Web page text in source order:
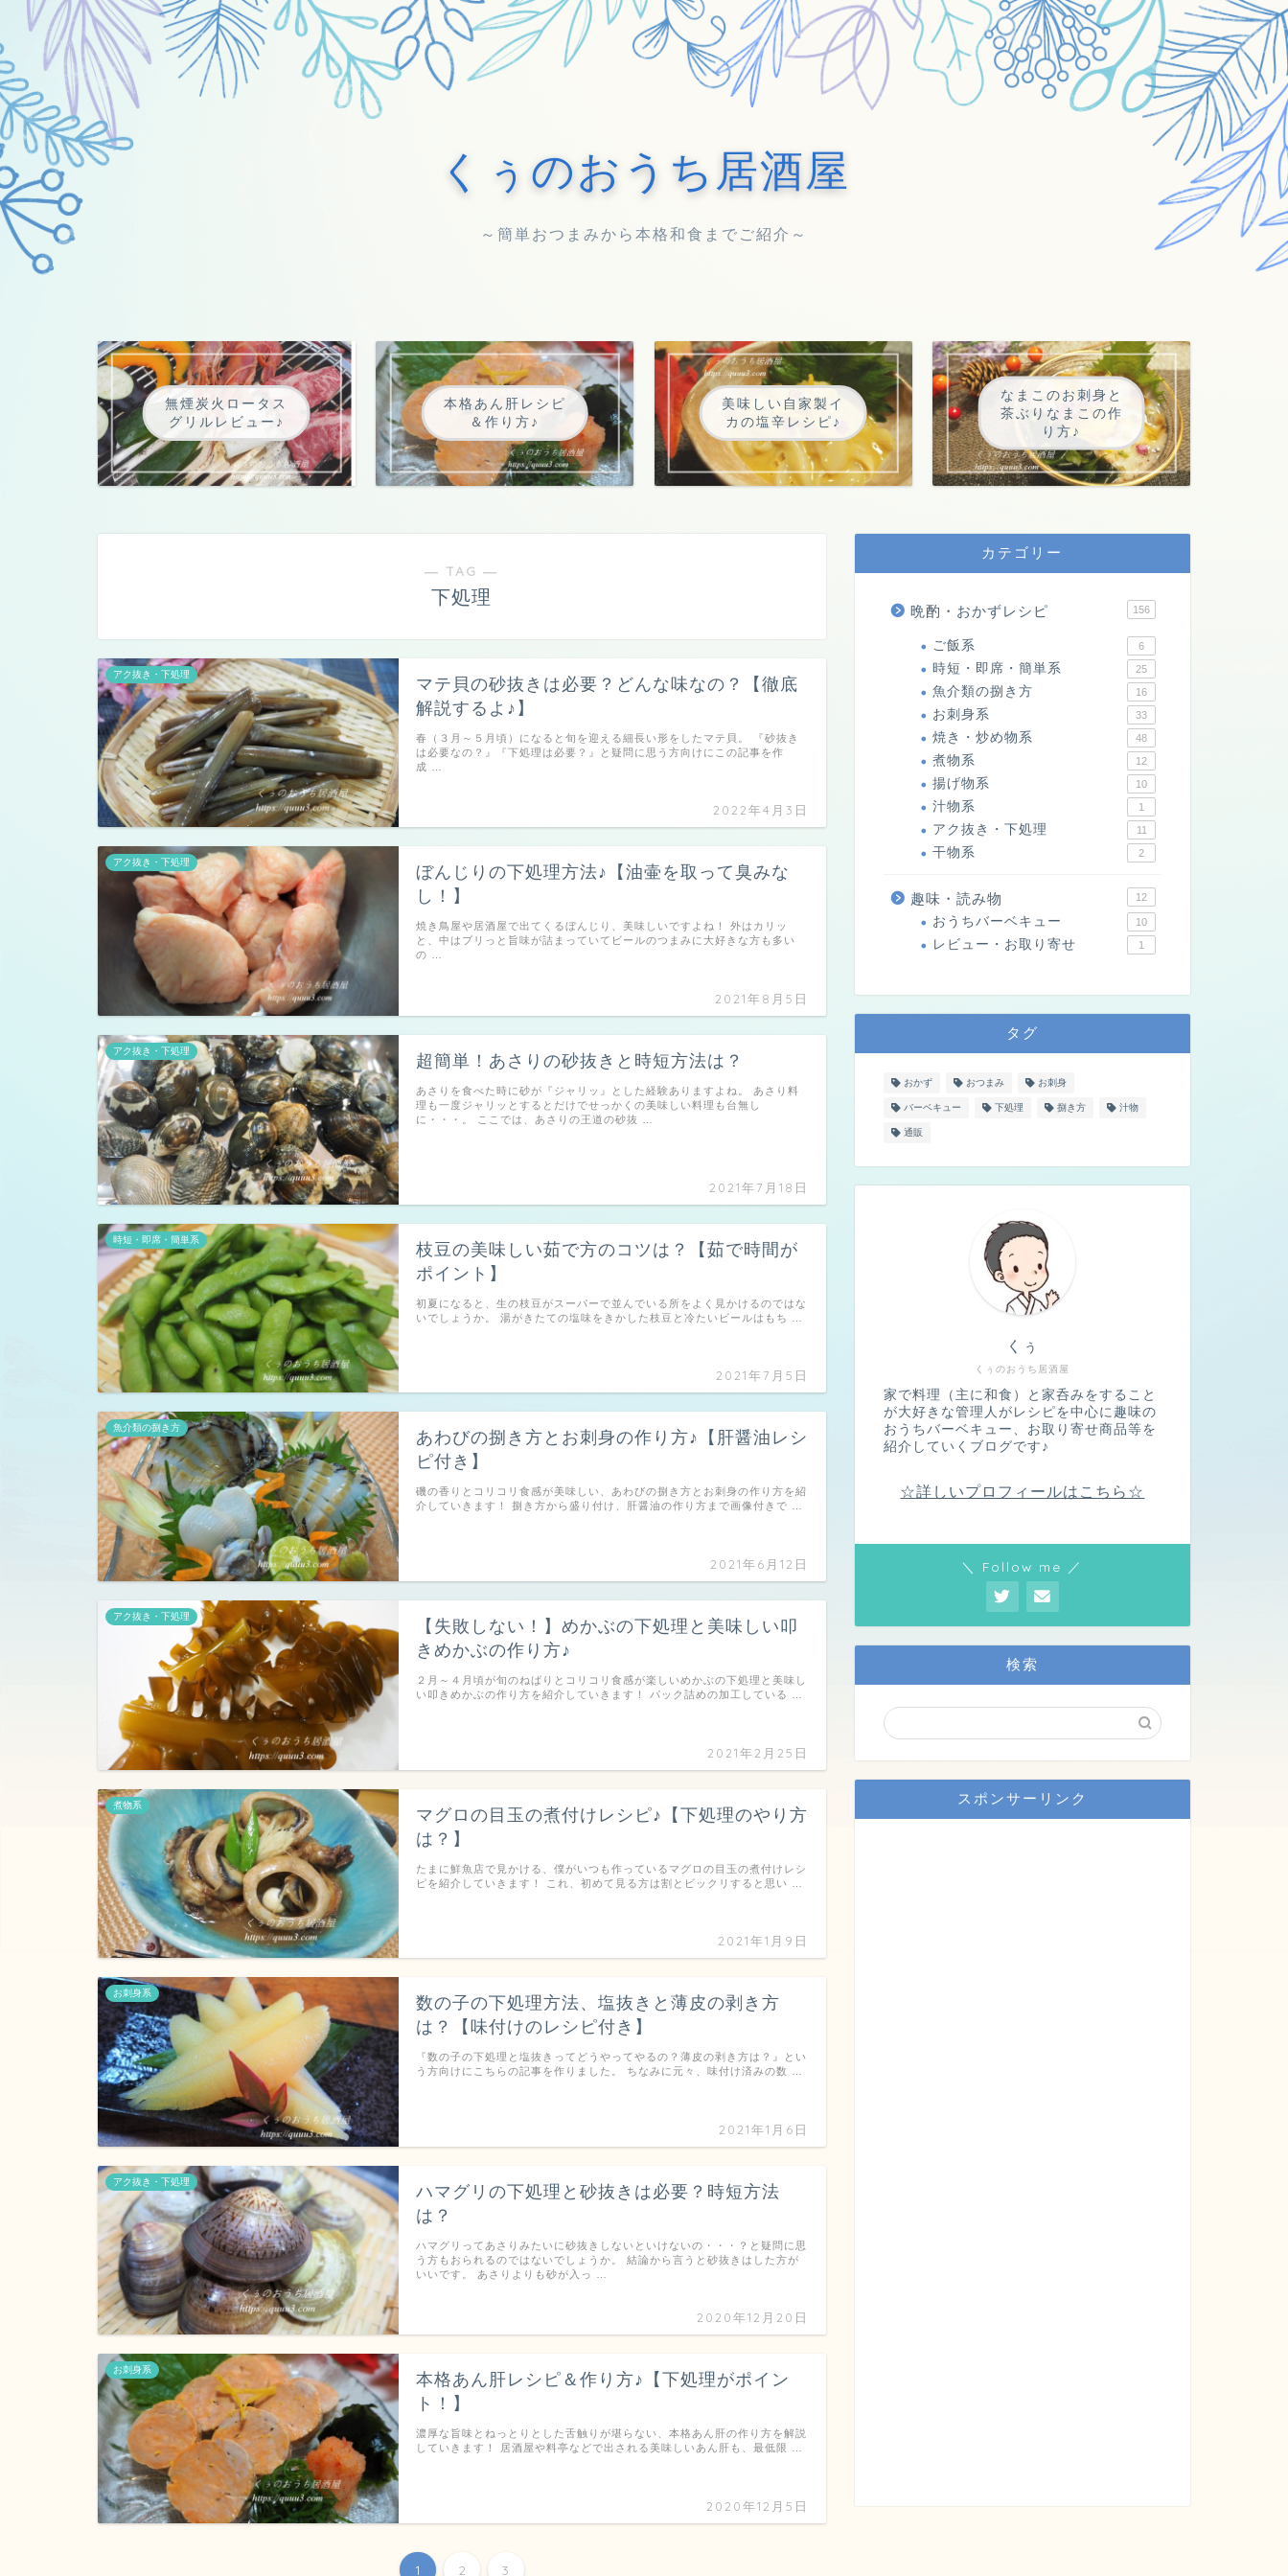
くぅのおうち居酒屋
～簡単おつまみから本格和食までご紹介～
無煙炭火ロータス
グリルレビュー♪
本格あん肝レシピ
＆作り方♪
美味しい自家製イ
カの塩辛レシピ♪
なまこのお刺身と
茶ぶりなまこの作
り方♪
― TAG ―
下処理
アク抜き・下処理
マテ貝の砂抜きは必要？どんな味なの？【徹底
解説するよ♪】
2022年4月3日
春（３月～５月頃）になると旬を迎える細長い形をしたマテ貝。 『砂抜き
は必要なの？』『下処理は必要？』と疑問に思う方向けにこの記事を作
成 …
アク抜き・下処理
ぼんじりの下処理方法♪【油壷を取って臭みな
し！】
2021年8月5日
焼き鳥屋や居酒屋で出てくるぼんじり、美味しいですよね！ 外はカリッ
と、中はプリっと旨味が詰まっていてビールのつまみに大好きな方も多い
の …
アク抜き・下処理
超簡単！あさりの砂抜きと時短方法は？
2021年7月18日
あさりを食べた時に砂が『ジャリッ』とした経験ありますよね。 あさり料
理も一度ジャリッとするとだけでせっかくの美味しい料理も台無し
に・・・。 ここでは、あさりの王道の砂抜 …
時短・即席・簡単系
枝豆の美味しい茹で方のコツは？【茹で時間が
ポイント】
2021年7月5日
初夏になると、生の枝豆がスーパーで並んでいる所をよく見かけるのではな
いでしょうか。 湯がきたての塩味をきかした枝豆と冷たいビールはもち …
魚介類の捌き方
あわびの捌き方とお刺身の作り方♪【肝醤油レシ
ピ付き】
2021年6月12日
磯の香りとコリコリ食感が美味しい、あわびの捌き方とお刺身の作り方を紹
介していきます！ 捌き方から盛り付け、肝醤油の作り方まで画像付きで …
アク抜き・下処理
【失敗しない！】めかぶの下処理と美味しい叩
きめかぶの作り方♪
2021年2月25日
２月～４月頃が旬のねばりとコリコリ食感が楽しいめかぶの下処理と美味し
い叩きめかぶの作り方を紹介していきます！ パック詰めの加工している …
煮物系
マグロの目玉の煮付けレシピ♪【下処理のやり方
は？】
2021年1月9日
たまに鮮魚店で見かける、僕がいつも作っているマグロの目玉の煮付けレシ
ピを紹介していきます！ これ、初めて見る方は割とビックリすると思い …
お刺身系
数の子の下処理方法、塩抜きと薄皮の剥き方
は？【味付けのレシピ付き】
2021年1月6日
『数の子の下処理と塩抜きってどうやってやるの？薄皮の剥き方は？』とい
う方向けにこちらの記事を作りました。 ちなみに元々、味付け済みの数 …
アク抜き・下処理
ハマグリの下処理と砂抜きは必要？時短方法
は？
2020年12月20日
ハマグリってあさりみたいに砂抜きしないといけないの・・・？と疑問に思
う方もおられるのではないでしょうか。 結論から言うと砂抜きはした方が
いいです。 あさりよりも砂が入っ …
お刺身系
本格あん肝レシピ＆作り方♪【下処理がポイン
ト！】
2020年12月5日
濃厚な旨味とねっとりとした舌触りが堪らない、本格あん肝の作り方を解説
していきます！ 居酒屋や料亭などで出される美味しいあん肝も、最低限 …
1 2 3
カテゴリー
晩酌・おかずレシピ 156
ご飯系 6
時短・即席・簡単系 25
魚介類の捌き方 16
お刺身系 33
焼き・炒め物系 48
煮物系 12
揚げ物系 10
汁物系 1
アク抜き・下処理 11
干物系 2
趣味・読み物 12
おうちバーベキュー 10
レビュー・お取り寄せ 1
タグ
おかず おつまみ お刺身
バーベキュー 下処理 捌き方 汁物
通販
くぅのおうち居酒屋
くぅ
家で料理（主に和食）と家呑みをすること
が大好きな管理人がレシピを中心に趣味の
おうちバーベキュー、お取り寄せ商品等を
紹介していくブログです♪
☆詳しいプロフィールはこちら☆
＼ Follow me ／
検索
スポンサーリンク